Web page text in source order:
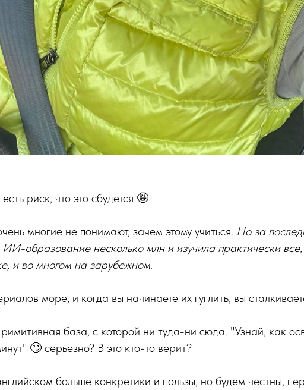
риск, что это сбудется 🤪
многие не понимают, зачем этому учиться. Но за
ИИ-образование несколько млн и изучила практически
и во многом на зарубежном.
море, и когда вы начинаете их гуглить, вы
база, с которой ни туда-ни сюда. "Узнай, как
🙄 серьезно? В это кто-то верит?
больше конкретики и пользы, но будем честны,